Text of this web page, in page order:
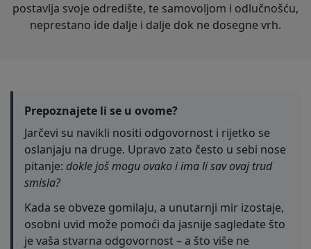
postavlja svoje odredište, te samovoljom i odlučnošću,
neprestano ide dalje i dalje dok ne dosegne vrh.
Prepoznajete li se u ovome?
Jarčevi su navikli nositi odgovornost i rijetko se
oslanjaju na druge. Upravo zato često u sebi nose
pitanje: dokle još mogu ovako i ima li sav ovaj trud
smisla?
Kada se obveze gomilaju, a unutarnji mir izostaje,
osobni uvid može pomoći da jasnije sagledate što
je vaša stvarna odgovornost – a što više ne